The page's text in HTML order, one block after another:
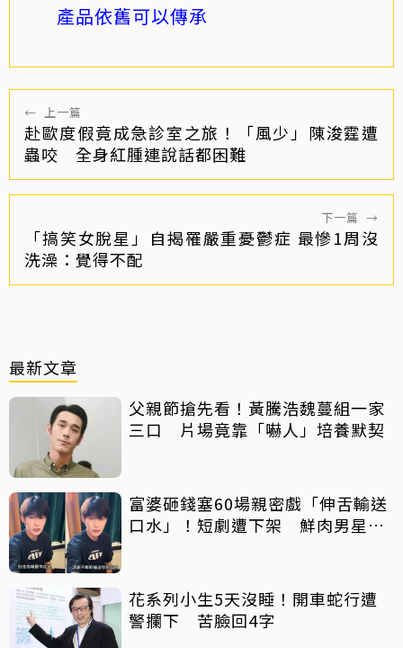
產品依舊可以傳承
← 上一篇
赴歐度假竟成急診室之旅！「風少」陳浚霆遭
蟲咬 全身紅腫連說話都困難
下一篇 →
「搞笑女脫星」自揭罹嚴重憂鬱症 最慘1周沒
洗澡：覺得不配
最新文章
父親節搶先看！黃騰浩魏蔓組一家
三口 片場竟靠「嚇人」培養默契
富婆砸錢塞60場親密戲「伸舌輸送
口水」！短劇遭下架 鮮肉男星吐
花系列小生5天沒睡！開車蛇行遭
警攔下 苦臉回4字